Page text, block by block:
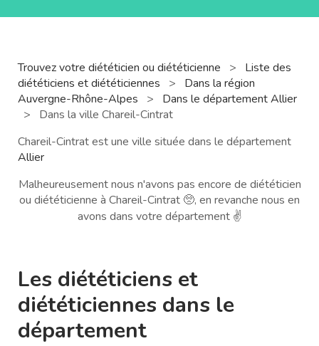
Trouvez votre diététicien ou diététicienne >
Liste des
diététiciens et diététiciennes
>
Dans la région
Auvergne-Rhône-Alpes
>
Dans le département Allier
>
Dans la ville Chareil-Cintrat
Chareil-Cintrat est une ville située dans le département
Allier
Malheureusement nous n'avons pas encore de diététicien
ou diététicienne à Chareil-Cintrat 🥺, en revanche nous en
avons dans votre département ✌️
Les diététiciens et
diététiciennes dans le
département